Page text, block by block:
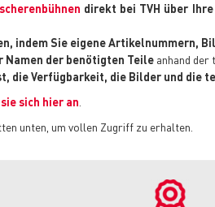
direkt bei TVH über
indem Sie eigene Artikelnummern,
Namen der benötigten Teile anhand der
die Verfügbarkeit, die Bilder und die
sich hier an
unten, um vollen Zugriff zu erhalten.